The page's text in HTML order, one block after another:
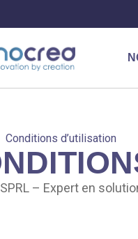
Conditions d’utilisation
– Expert en